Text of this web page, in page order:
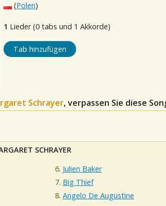
(Polen)
1 Lieder (0 tabs und 1 Akkorde)
Tab hinzufügen
Schrayer, verpassen Sie diese
SCHRAYER
Julien Baker
Big Thief
Angelo De Augustine